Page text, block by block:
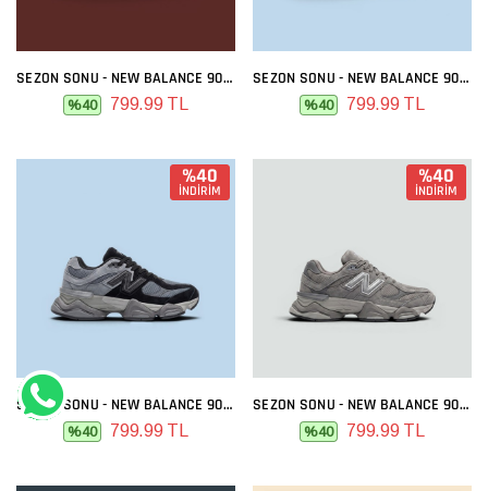
SEZON SONU - NEW BALANCE 9060 FULL SIYAH
%40 799.99 TL
SEZON SONU - NEW BALANCE 9060 SIYAH BEYAZ
%40 799.99 TL
%40
İNDİRİM
SEZON SONU - NEW BALANCE 9060 FÜME SIYAH
%40 799.99 TL
%40
İNDİRİM
SEZON SONU - NEW BALANCE 9060 GRI FÜME
%40 799.99 TL